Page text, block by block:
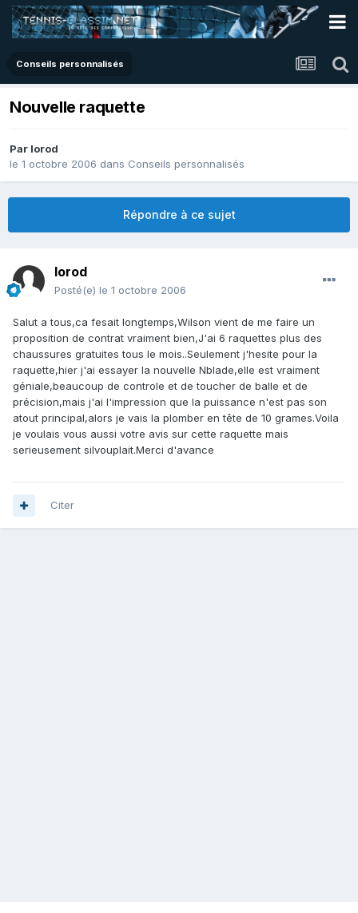
Conseils personnalisés
Nouvelle raquette
Par lorod
le 1 octobre 2006 dans Conseils personnalisés
Répondre à ce sujet
lorod
Posté(e) le 1 octobre 2006
Salut a tous,ca fesait longtemps,Wilson vient de me faire un
proposition de contrat vraiment bien,J'ai 6 raquettes plus des
chaussures gratuites tous le mois..Seulement j'hesite pour la
raquette,hier j'ai essayer la nouvelle Nblade,elle est vraiment
géniale,beaucoup de controle et de toucher de balle et de
précision,mais j'ai l'impression que la puissance n'est pas son
atout principal,alors je vais la plomber en tête de 10 grames.Voila
je voulais vous aussi votre avis sur cette raquette mais
serieusement silvouplait.Merci d'avance
Citer